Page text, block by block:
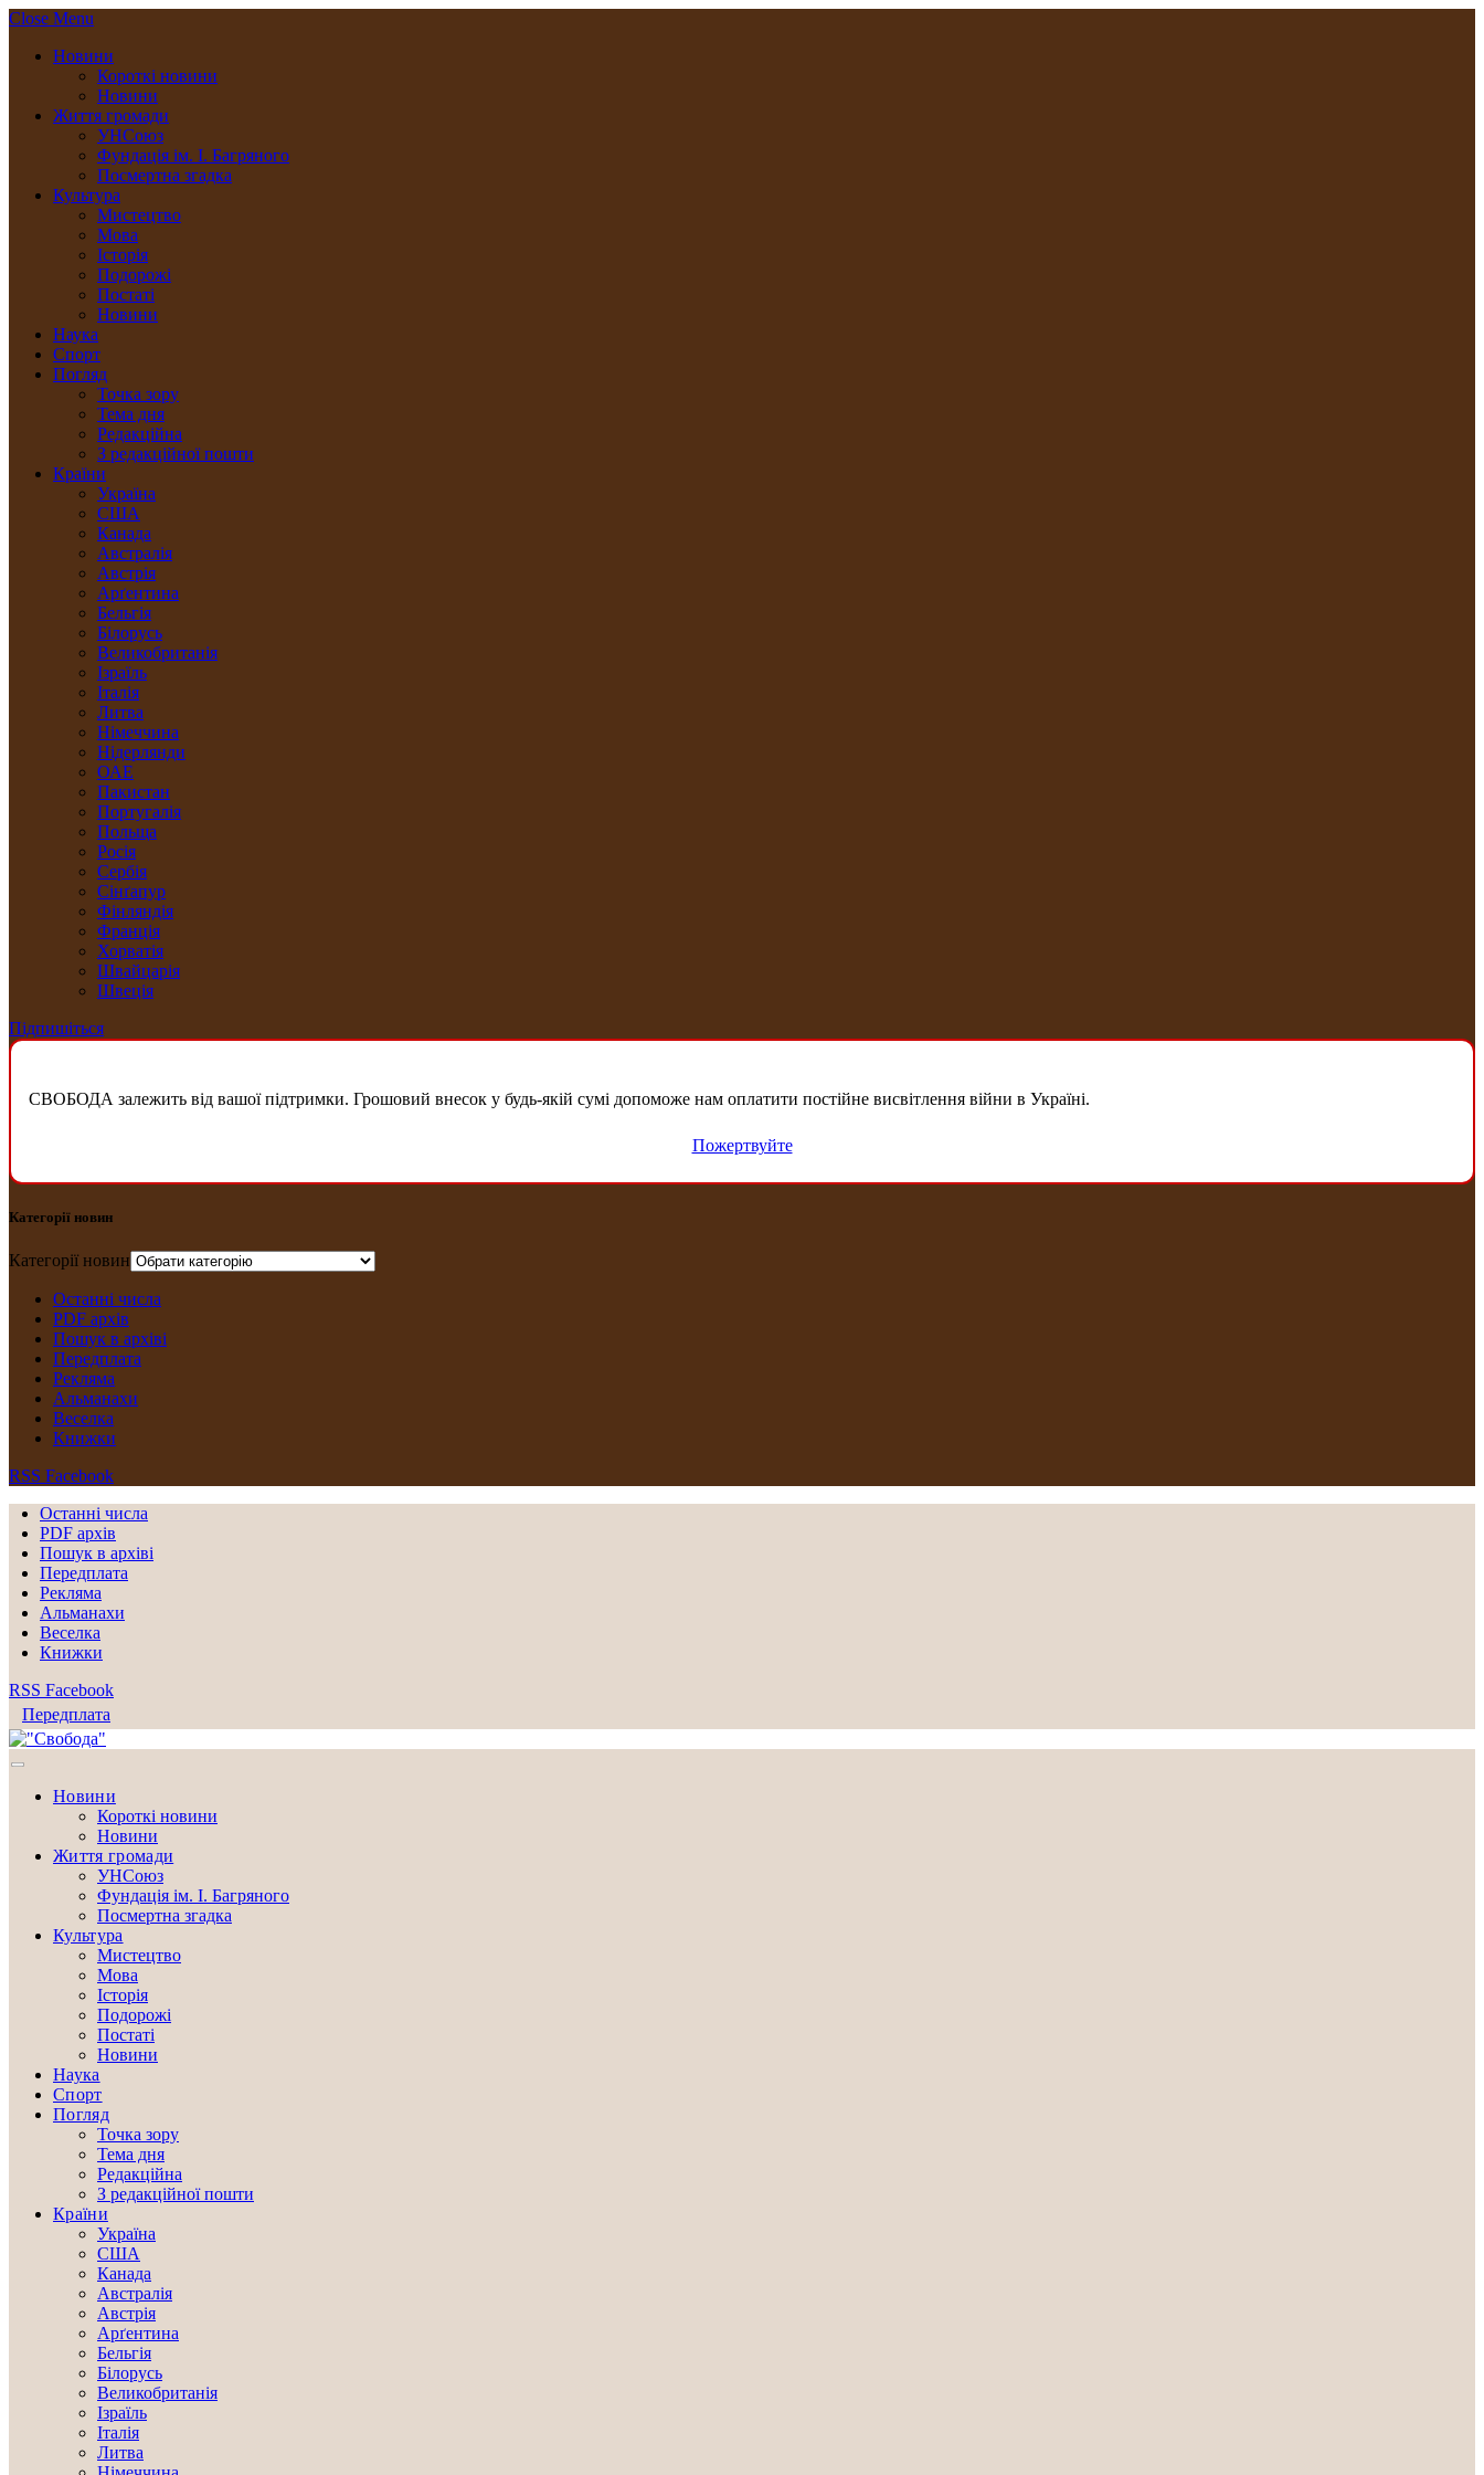
Close Menu
Новини
Короткі новини
Новини
Життя громади
УНСоюз
Фундація ім. І. Багряного
Посмертна згадка
Культура
Мистецтво
Мова
Історія
Подорожі
Постаті
Новини
Наука
Спорт
Погляд
Точка зору
Тема дня
Редакційна
З редакційної пошти
Країни
Україна
США
Канада
Австралія
Австрія
Арґентина
Бельгія
Білорусь
Великобританія
Ізраїль
Італія
Литва
Німеччина
Нідерлянди
ОАЕ
Пакистан
Португалія
Польща
Росія
Сербія
Сінґапур
Фінляндія
Франція
Хорватія
Швайцарія
Швеція
Підпишіться
СВОБОДА залежить від вашої підтримки. Грошовий внесок у будь-якій сумі допоможе нам оплатити постійне висвітлення війни в Україні.
Пожертвуйте
Категорії новин
Категорії новин
Останні числа
PDF архів
Пошук в архіві
Передплата
Рекляма
Альманахи
Веселка
Книжки
RSS Facebook
Останні числа
PDF архів
Пошук в архіві
Передплата
Рекляма
Альманахи
Веселка
Книжки
RSS Facebook
Передплата
Новини
Короткі новини
Новини
Життя громади
УНСоюз
Фундація ім. І. Багряного
Посмертна згадка
Культура
Мистецтво
Мова
Історія
Подорожі
Постаті
Новини
Наука
Спорт
Погляд
Точка зору
Тема дня
Редакційна
З редакційної пошти
Країни
Україна
США
Канада
Австралія
Австрія
Арґентина
Бельгія
Білорусь
Великобританія
Ізраїль
Італія
Литва